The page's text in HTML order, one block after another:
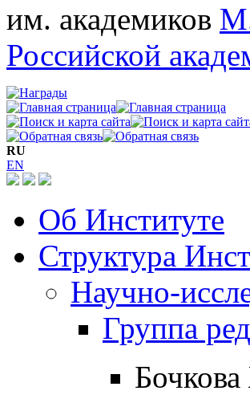
им. академиков
Российской
RU
EN
Об Институте
Структура
Научно-
Группа